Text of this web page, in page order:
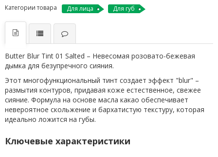
Категории товара Для лица Для губ
Butter Blur Tint 01 Salted – Невесомая розовато-бежевая
дымка для безупречного сияния.
Этот многофункциональный тинт создает эффект "blur" –
размытия контуров, придавая коже естественное, свежее
сияние. Формула на основе масла какао обеспечивает
невероятное скольжение и бархатистую текстуру, которая
идеально ложится на губы.
Ключевые характеристики